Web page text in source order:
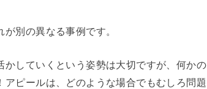
別の異なる事例です。
していくという姿勢は大切ですが、何かの
ピールは、どのような場合でもむしろ問題